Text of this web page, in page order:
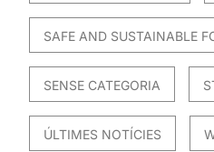
SAFE AND SUSTAINABLE
SENSE CATEGORIA
ÚLTIMES NOTÍCIES